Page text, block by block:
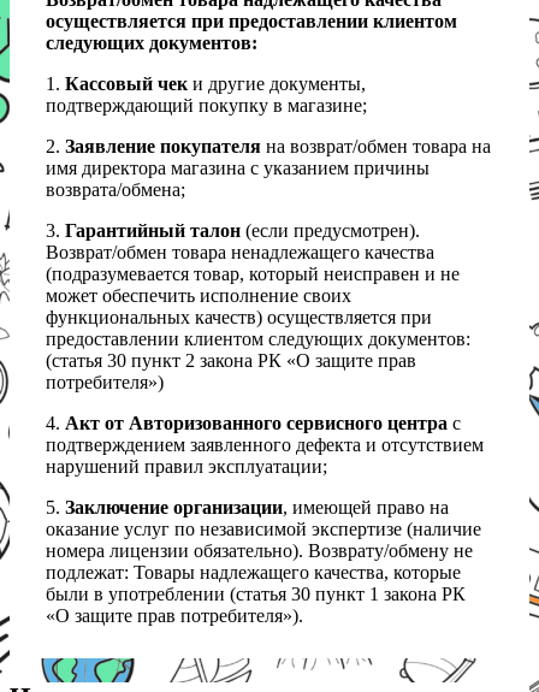
осуществляется при предоставлении клиентом
следующих документов:
1. Кассовый чек и другие документы,
подтверждающий покупку в магазине;
2. Заявление покупателя на возврат/обмен товара на
имя директора магазина с указанием причины
возврата/обмена;
3. Гарантийный талон (если предусмотрен).
Возврат/обмен товара ненадлежащего качества
(подразумевается товар, который неисправен и не
может обеспечить исполнение своих
функциональных качеств) осуществляется при
предоставлении клиентом следующих документов:
(статья 30 пункт 2 закона РК «О защите прав
потребителя»)
4. Акт от Авторизованного сервисного центра с
подтверждением заявленного дефекта и отсутствием
нарушений правил эксплуатации;
5. Заключение организации, имеющей право на
оказание услуг по независимой экспертизе (наличие
номера лицензии обязательно). Возврату/обмену не
подлежат: Товары надлежащего качества, которые
были в употреблении (статья 30 пункт 1 закона РК
«О защите прав потребителя»).